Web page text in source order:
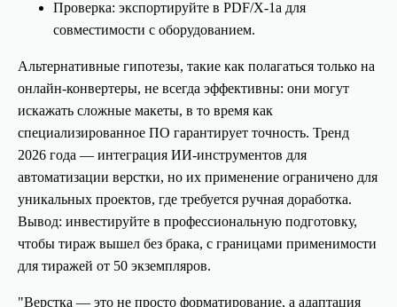
Проверка: экспортируйте в PDF/X-1a для
совместимости с оборудованием.
Альтернативные гипотезы, такие как полагаться только на
онлайн-конвертеры, не всегда эффективны: они могут
искажать сложные макеты, в то время как
специализированное ПО гарантирует точность. Тренд
2026 года — интеграция ИИ-инструментов для
автоматизации верстки, но их применение ограничено для
уникальных проектов, где требуется ручная доработка.
Вывод: инвестируйте в профессиональную подготовку,
чтобы тираж вышел без брака, с границами применимости
для тиражей от 50 экземпляров.
"Верстка — это не просто форматирование, а адаптация